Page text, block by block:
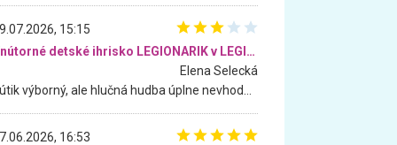
15:15
Vnútorné detské ihrisko LEGIONARIK v LEGIA Fitness
Elena Selecká
16:53